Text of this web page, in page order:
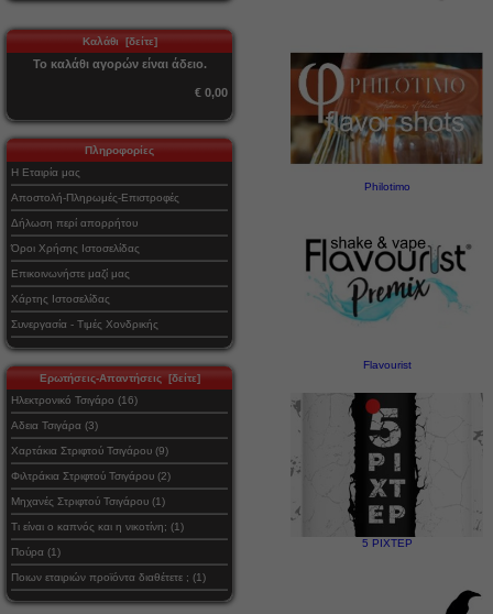
Καλάθι [δείτε]
Το καλάθι αγορών είναι άδειο.
€ 0,00
Πληροφορίες
Η Εταιρία μας
Αποστολή-Πληρωμές-Επιστροφές
Δήλωση περί απορρήτου
Όροι Χρήσης Ιστοσελίδας
Επικοινωνήστε μαζί μας
Χάρτης Ιστοσελίδας
Συνεργασία - Τιμές Χονδρικής
Ερωτήσεις-Απαντήσεις [δείτε]
Ηλεκτρονικό Τσιγάρο (16)
Αδεια Τσιγάρα (3)
Χαρτάκια Στριφτού Τσιγάρου (9)
Φιλτράκια Στριφτού Τσιγάρου (2)
Μηχανές Στριφτού Τσιγάρου (1)
Τι είναι ο καπνός και η νικοτίνη; (1)
Πούρα (1)
Ποιων εταιριών προϊόντα διαθέτετε ; (1)
Philotimo
Flavourist
5 ΡΙΧΤΕΡ